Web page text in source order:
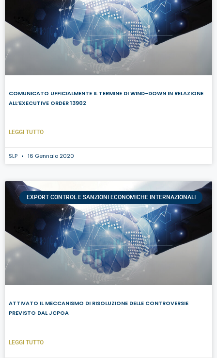
COMUNICATO UFFICIALMENTE IL TERMINE DI WIND-DOWN IN RELAZIONE
ALL’EXECUTIVE ORDER 13902
LEGGI TUTTO
SLP 16 Gennaio 2020
EXPORT CONTROL E SANZIONI ECONOMICHE INTERNAZIONALI
ATTIVATO IL MECCANISMO DI RISOLUZIONE DELLE CONTROVERSIE
PREVISTO DAL JCPOA
LEGGI TUTTO